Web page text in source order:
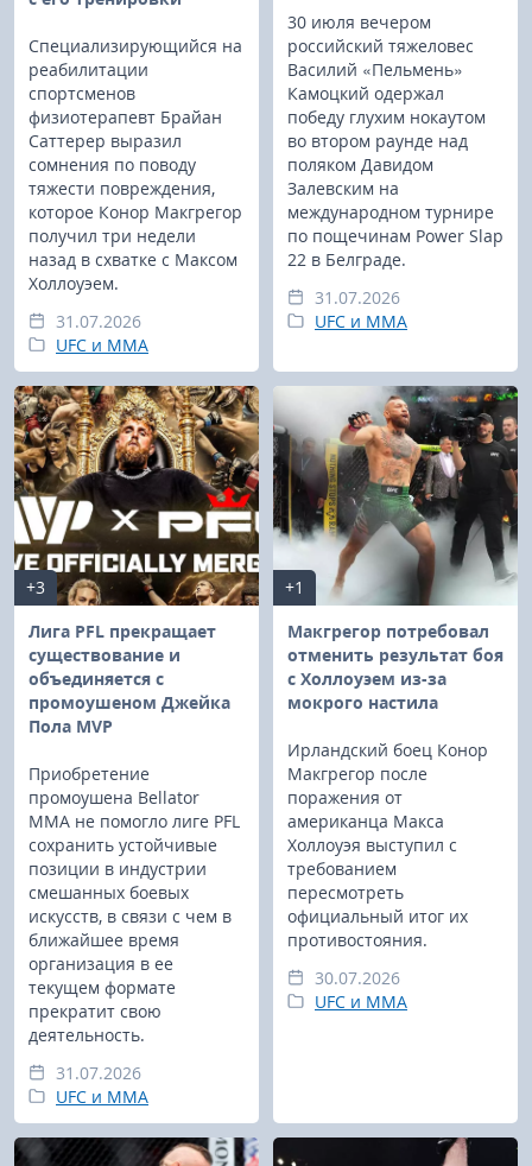
Специализирующийся на
реабилитации
спортсменов
физиотерапевт Брайан
Саттерер выразил
сомнения по поводу
тяжести повреждения,
которое Конор Макгрегор
получил три недели
назад в схватке с Максом
Холлоуэем.
31.07.2026
UFC и MMA
30 июля вечером
российский тяжеловес
Василий «Пельмень»
Камоцкий одержал
победу глухим нокаутом
во втором раунде над
поляком Давидом
Залевским на
международном турнире
по пощечинам Power Slap
22 в Белграде.
31.07.2026
UFC и MMA
+3
Лига PFL прекращает
существование и
объединяется с
промоушеном Джейка
Пола MVP
Приобретение
промоушена Bellator
MMA не помогло лиге PFL
сохранить устойчивые
позиции в индустрии
смешанных боевых
искусств, в связи с чем в
ближайшее время
организация в ее
текущем формате
прекратит свою
деятельность.
31.07.2026
UFC и MMA
+1
Макгрегор потребовал
отменить результат боя
с Холлоуэем из-за
мокрого настила
Ирландский боец Конор
Макгрегор после
поражения от
американца Макса
Холлоуэя выступил с
требованием
пересмотреть
официальный итог их
противостояния.
30.07.2026
UFC и MMA